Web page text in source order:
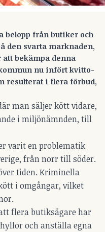
belopp från butiker och
den svarta marknaden,
bekämpa denna
nu infört kvitto-
resulterat i flera förbud,
man säljer kött vidare,
i miljönämnden, till
varit en problematik
från norr till söder.
tiden. Kriminella
i omgångar, vilket
flera butiksägare har
och anställa egna